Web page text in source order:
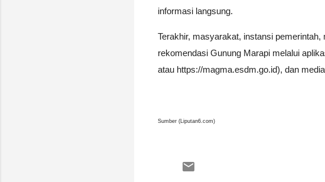
informasi langsung.
Terakhir, masyarakat, instansi
rekomendasi Gunung Marapi melalui
atau https://magma.esdm.go.id), dan
Sumber (Liputan6.com)